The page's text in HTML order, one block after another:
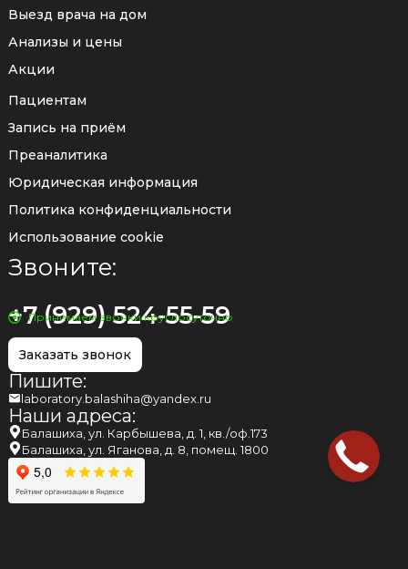
Выезд врача на дом
Анализы и цены
Акции
Пациентам
Запись на приём
Преаналитика
Юридическая информация
Политика конфиденциальности
Использование cookie
Звоните:
+7 (929) 524-55-59
Принимаем звонки круглосуточно
Заказать звонок
Пишите:
laboratory.balashiha@yandex.ru
Наши адреса:
Балашиха, ул. Карбышева, д. 1, кв./оф.173
Балашиха, ул. Яганова, д. 8, помещ. 1800